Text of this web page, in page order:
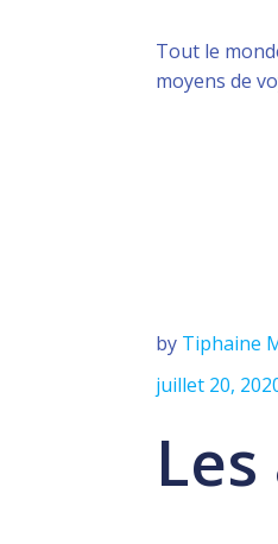
Tout le
moyens de
by Tiphaine
juillet 20,